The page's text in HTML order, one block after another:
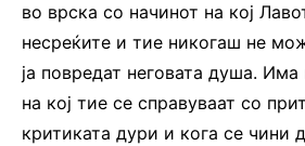
во врска со начинот на кој
несреќите и тие никогаш не
ја повредат неговата душа.
на кој тие се справуваат со
критиката дури и кога се чини